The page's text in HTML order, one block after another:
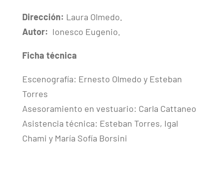
Dirección: Laura Olmedo
Autor: Ionesco Eugenio
Ficha técnica
Escenografía: Ernesto Olmedo y Esteban
Torres
Asesoramiento en vestuario: Carla Cattaneo
Asistencia técnica: Esteban Torres, Igal
Chami y María Sofía Borsini